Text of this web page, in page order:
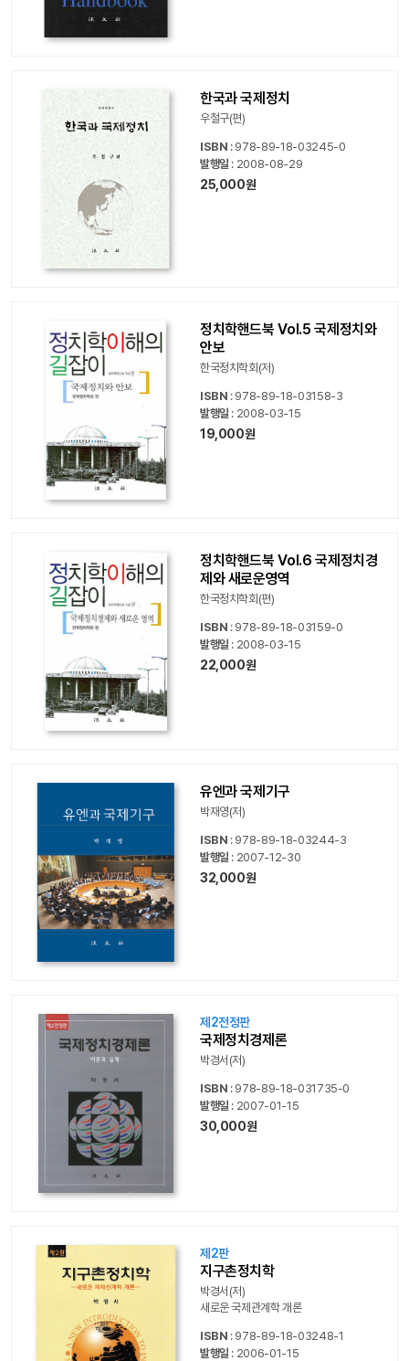
한국과 국제정치
우철구(편)
ISBN : 978-89-18-03245-0
발행일 : 2008-08-29
25,000원
정치학핸드북 Vol.5 국제정치와
안보
한국정치학회(저)
ISBN : 978-89-18-03158-3
발행일 : 2008-03-15
19,000원
정치학핸드북 Vol.6 국제정치경
제와 새로운영역
한국정치학회(편)
ISBN : 978-89-18-03159-0
발행일 : 2008-03-15
22,000원
유엔과 국제기구
박재영(저)
ISBN : 978-89-18-03244-3
발행일 : 2007-12-30
32,000원
제2전정판
국제정치경제론
박경서(저)
ISBN : 978-89-18-031735-0
발행일 : 2007-01-15
30,000원
제2판
지구촌정치학
박경서(저)
새로운 국제관계학 개론
ISBN : 978-89-18-03248-1
발행일 : 2006-01-15